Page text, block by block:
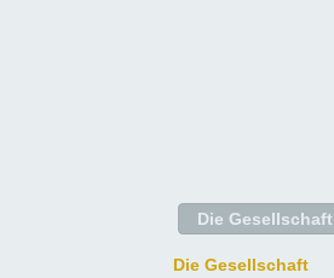
Die Gesellschaft
Die Gesellschaft